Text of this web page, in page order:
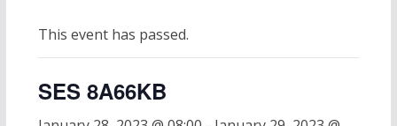
This event has passed.
SES 8A66KB